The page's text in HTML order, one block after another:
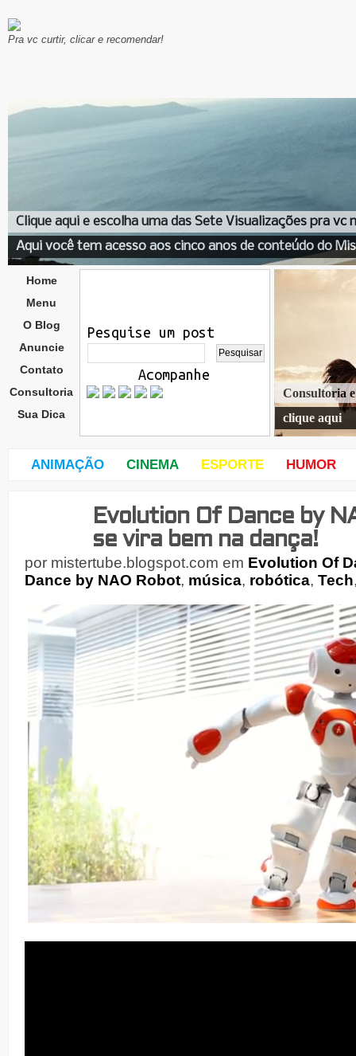
Pra vc curtir, clicar e recomendar!
Clique aqui e escolha uma das Sete Visualizações pra vc
Aqui você tem acesso aos cinco anos de conteúdo do
Home
Menu
O Blog
Anuncie
Contato
Consultoria
Sua Dica
Pesquise um post
Acompanhe
Consultoria
clique aqui
ANIMAÇÃO CINEMA ESPORTE HUMOR
,
de
Evolution Of Dance by
se vira bem na dança!
por mistertube.blogspot.com em Evolution Of
Dance by NAO Robot, música, robótica, Tech